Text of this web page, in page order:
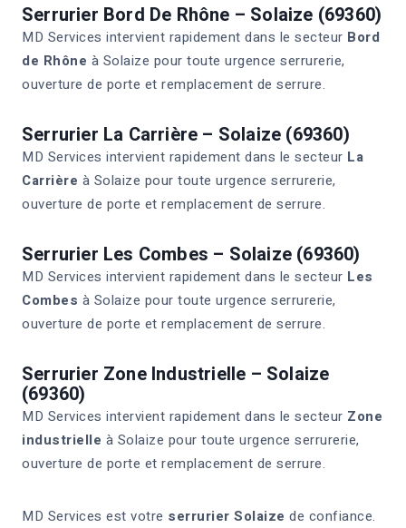
Serrurier Bord De Rhône – Solaize (69360)
MD Services intervient rapidement dans le secteur Bord
de Rhône à Solaize pour toute urgence serrurerie,
ouverture de porte et remplacement de serrure.
Serrurier La Carrière – Solaize (69360)
MD Services intervient rapidement dans le secteur La
Carrière à Solaize pour toute urgence serrurerie,
ouverture de porte et remplacement de serrure.
Serrurier Les Combes – Solaize (69360)
MD Services intervient rapidement dans le secteur Les
Combes à Solaize pour toute urgence serrurerie,
ouverture de porte et remplacement de serrure.
Serrurier Zone Industrielle – Solaize
(69360)
MD Services intervient rapidement dans le secteur Zone
industrielle à Solaize pour toute urgence serrurerie,
ouverture de porte et remplacement de serrure.
MD Services est votre serrurier Solaize de confiance.